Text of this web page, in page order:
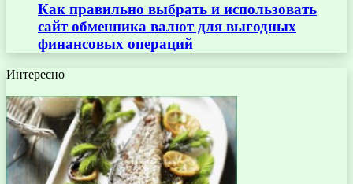
Как правильно выбрать и использовать
сайт обменника валют для выгодных
финансовых операций
Интересно